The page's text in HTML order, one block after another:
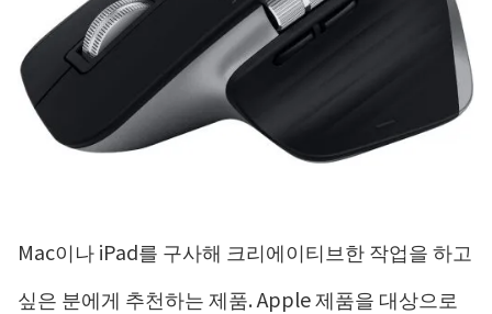
Mac이나 iPad를 구사해 크리에이티브한 작업을 하고
싶은 분에게 추천하는 제품. Apple 제품을 대상으로